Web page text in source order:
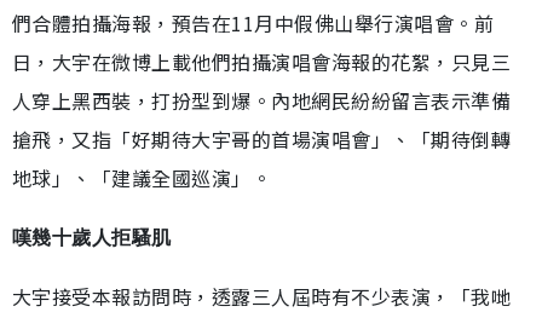
們合體拍攝海報，預告在11月中假佛山舉行演唱會。前
日，大宇在微博上載他們拍攝演唱會海報的花絮，只見三
人穿上黑西裝，打扮型到爆。內地網民紛紛留言表示準備
搶飛，又指「好期待大宇哥的首場演唱會」、「期待倒轉
地球」、「建議全國巡演」。
嘆幾十歲人拒騷肌
大宇接受本報訪問時，透露三人屆時有不少表演，「我哋